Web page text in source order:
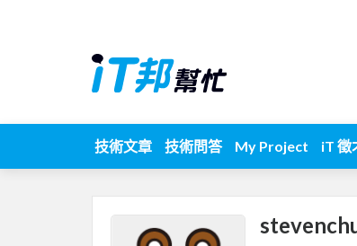
技術文章 技術問答 My Project iT 徵